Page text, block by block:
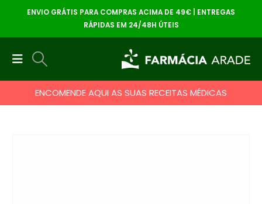
ENVIO GRÁTIS PARA COMPRAS ACIMA DE 49€ | ENTREGAS
RÁPIDAS EM 24/48H ÚTEIS
ENCOMENDE AQUI AS SUAS RECEITAS MÉDICAS